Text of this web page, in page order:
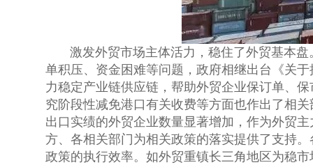
激发外贸市场主体活力，稳住了外贸基本
单积压、资金困难等问题，政府相继出台《关
力稳定产业链供应链，帮助外贸企业保订单、
究阶段性减免港口有关收费等方面也作出了相
出口实绩的外贸企业数量显著增加，作为外贸
方、各相关部门为相关政策的落实提供了支持
政策的执行效率。如外贸重镇长三角地区为稳